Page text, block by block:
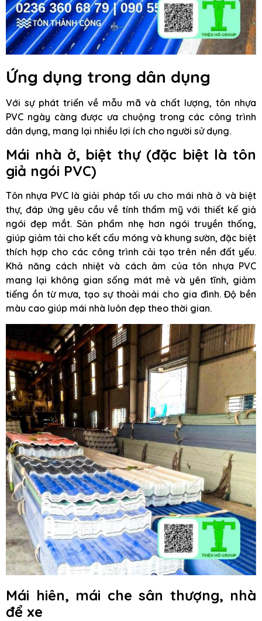
Ứng dụng trong dân dụng
Với sự phát triển về mẫu mã và chất lượng, tôn nhựa
PVC ngày càng được ưa chuộng trong các công trình
dân dụng, mang lại nhiều lợi ích cho người sử dụng.
Mái nhà ở, biệt thự (đặc biệt là tôn
giả ngói PVC)
Tôn nhựa PVC là giải pháp tối ưu cho mái nhà ở và biệt
thự, đáp ứng yêu cầu về tính thẩm mỹ với thiết kế giả
ngói đẹp mắt. Sản phẩm nhẹ hơn ngói truyền thống,
giúp giảm tải cho kết cấu móng và khung sườn, đặc biệt
thích hợp cho các công trình cải tạo trên nền đất yếu.
Khả năng cách nhiệt và cách âm của tôn nhựa PVC
mang lại không gian sống mát mẻ và yên tĩnh, giảm
tiếng ồn từ mưa, tạo sự thoải mái cho gia đình. Độ bền
màu cao giúp mái nhà luôn đẹp theo thời gian.
Mái hiên, mái che sân thượng, nhà
để xe